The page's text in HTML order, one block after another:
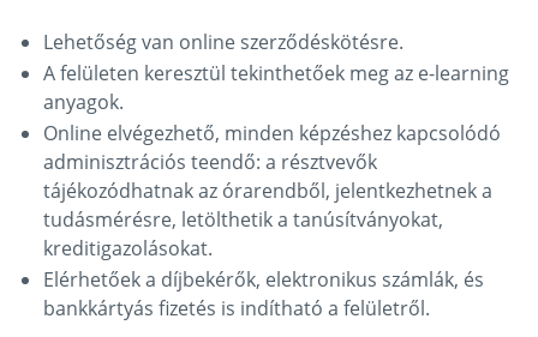
Lehetőség van online szerződéskötésre.
A felületen keresztül tekinthetőek meg az e-learning
anyagok.
Online elvégezhető, minden képzéshez kapcsolódó
adminisztrációs teendő: a résztvevők
tájékozódhatnak az órarendből, jelentkezhetnek a
tudásmérésre, letölthetik a tanúsítványokat,
kreditigazolásokat.
Elérhetőek a díjbekérők, elektronikus számlák, és
bankkártyás fizetés is indítható a felületről.